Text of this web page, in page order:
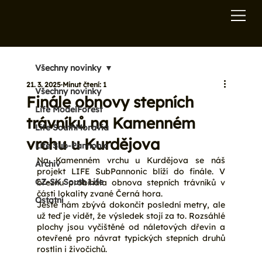
Všechny novinky
Life ModelForest
Life SouthMoravia
Life Sub-Pannonic
Archiv
CZ-SK South Life
Ostatní
Všechny novinky
Finále obnovy stepních
trávníků na Kamenném
vrchu u Kurdějova
21. 3. 2025 Minut čtení: 1
Na Kamenném vrchu u Kurdějova se náš
projekt LIFE SubPannonic blíží do finále. V
březnu probíhala obnova stepních trávníků v
části lokality zvané Černá hora.
Ještě nám zbývá dokončit poslední metry, ale
už teď je vidět, že výsledek stojí za to. Rozsáhlé
plochy jsou vyčištěné od náletových dřevin a
otevřené pro návrat typických stepních druhů
rostlin i živočichů.